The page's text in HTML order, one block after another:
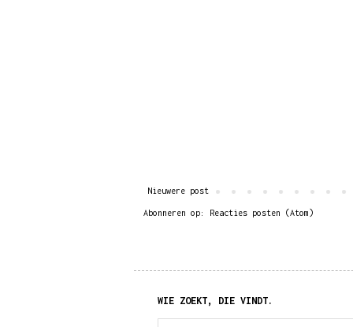
Nieuwere post
Abonneren op: Reacties posten (Atom)
WIE ZOEKT, DIE VINDT.